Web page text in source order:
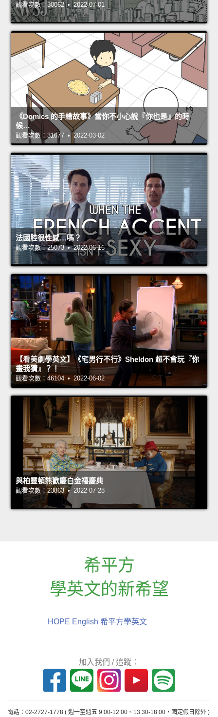
觀看次數：30062 • 2022-07-01
《Domics 的手繪故事》當你不小心說『你也是』的時
候…
觀看次數：31677 • 2022-03-02
法國腔很性感…嗎？
觀看次數：25073 • 2022-06-16
【看美劇學英文】《宅男行不行》Sheldon 超不會玩『你
畫我猜』？！
觀看次數：46104 • 2022-06-02
與柏靈頓熊歡慶白金禧慶典
觀看次數：23863 • 2022-07-28
希平方
學英文的新希望
HOPE English 希平方學英文
加入我們 / 追蹤：
電話：02-2727-1778 ( 週一至週五 9:00-12:00、13:30-18:00，國定假日除外 )